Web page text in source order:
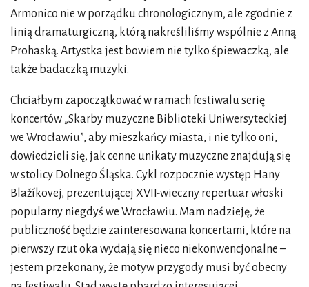
Armonico nie w porządku chronologicznym, ale zgodnie z
linią dramaturgiczną, którą nakreśliliśmy wspólnie z Anną
Prohaską. Artystka jest bowiem nie tylko śpiewaczką, ale
także badaczką muzyki.
Chciałbym zapoczątkować w ramach festiwalu serię
koncertów „Skarby muzyczne Biblioteki Uniwersyteckiej
we Wrocławiu”, aby mieszkańcy miasta, i nie tylko oni,
dowiedzieli się, jak cenne unikaty muzyczne znajdują się
w stolicy Dolnego Śląska. Cykl rozpocznie występ Hany
Blažíkovej, prezentującej XVII-wieczny repertuar włoski
popularny niegdyś we Wrocławiu. Mam nadzieję, że
publiczność będzie zainteresowana koncertami, które na
pierwszy rzut oka wydają się nieco niekonwencjonalne –
jestem przekonany, że motyw przygody musi być obecny